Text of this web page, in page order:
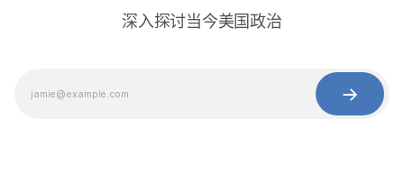
深入探讨当今美国政治